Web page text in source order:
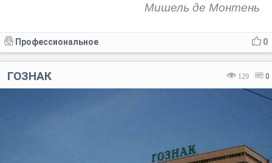
Мишель де Монтень
0
Профессиональное
129 0
ГОЗНАК